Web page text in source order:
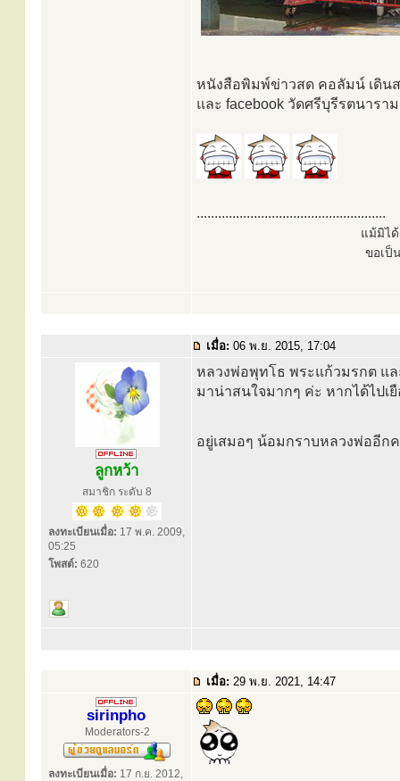
หนังสือพิมพ์ข่าวสด คอลัมน์ เดิน
และ facebook วัดศรีบุรีรตนารา
.....................................................
แม้มิได้
ขอเป็
เมื่อ: 06 พ.ย. 2015, 17:04
ลูกหว้า
สมาชิก ระดับ 8
ลงทะเบียนเมื่อ: 17 พ.ค. 2009,
05:25
โพสต์: 620
หลวงพ่อพุทโธ พระแก้วมรกต แล
มาน่าสนใจมากๆ ค่ะ หากได้ไปเ
อยู่เสมอๆ น้อมกราบหลวงพ่ออีก
เมื่อ: 29 พ.ย. 2021, 14:47
sirinpho
Moderators-2
ลงทะเบียนเมื่อ: 17 ก.ย. 2012,